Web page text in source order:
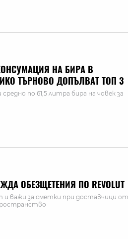
НА БИРА В
ТЪРНОВО ДОПЪЛВАТ ТОП 3
по 61,5 литра бира на човек за
ОБЕЗЩЕТЕНИЯ ПО REVOLUT
и важи за сметки при доставчици от